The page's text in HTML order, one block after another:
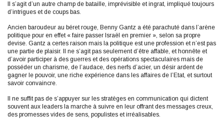
Il s’agit d’un autre champ de bataille, imprévisible et ingrat, impliqué toujours
d’intrigues et de coups bas.
Ancien baroudeur au béret rouge, Benny Gantz a été parachuté dans l’arène
politique pour en effet « faire passer Israël en premier », selon sa propre
devise. Gantz a certes raison mais la politique est une profession et n’est pas
une partie de plaisir. Il ne s’agit pas seulement d’être affable, et honnête et
d’avoir participer à des guerres et des opérations spectaculaires mais de
posséder un charisme, de l’audace, des nerfs d’acier, un désir ardent de
gagner le pouvoir, une riche expérience dans les affaires de l’Etat, et surtout
savoir convaincre.
Il ne suffit pas de s’appuyer sur les stratèges en communication qui dictent
souvent aux leaders la marche à suivre en leur offrant des messages creux,
des promesses vides de sens, populistes et irréalisables.